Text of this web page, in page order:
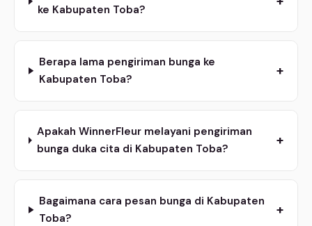
ke Kabupaten Toba?
Berapa lama pengiriman bunga ke
Kabupaten Toba?
+
Apakah WinnerFleur melayani pengiriman
bunga duka cita di Kabupaten Toba?
+
Bagaimana cara pesan bunga di Kabupaten
Toba?
+